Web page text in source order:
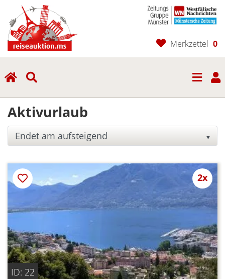
Merkzettel 0
(current)
Aktivurlaub
▼
ID: 22
2x